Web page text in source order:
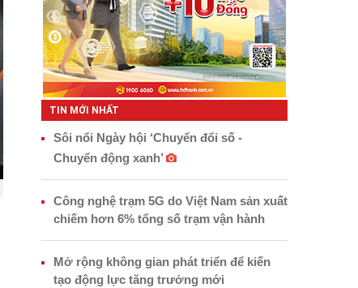
TIN MỚI NHẤT
Sôi nổi Ngày hội ‘Chuyển đổi số -
Chuyển động xanh’
Công nghệ trạm 5G do Việt Nam sản xuất
chiếm hơn 6% tổng số trạm vận hành
Mở rộng không gian phát triển để kiến
tạo động lực tăng trưởng mới